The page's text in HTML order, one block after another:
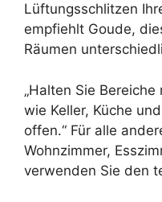
Lüftungsschlitzen
empfiehlt Goude,
Räumen
„Halten Sie
wie Keller, Küche
offen.“ Für alle
Wohnzimmer,
verwenden Sie den